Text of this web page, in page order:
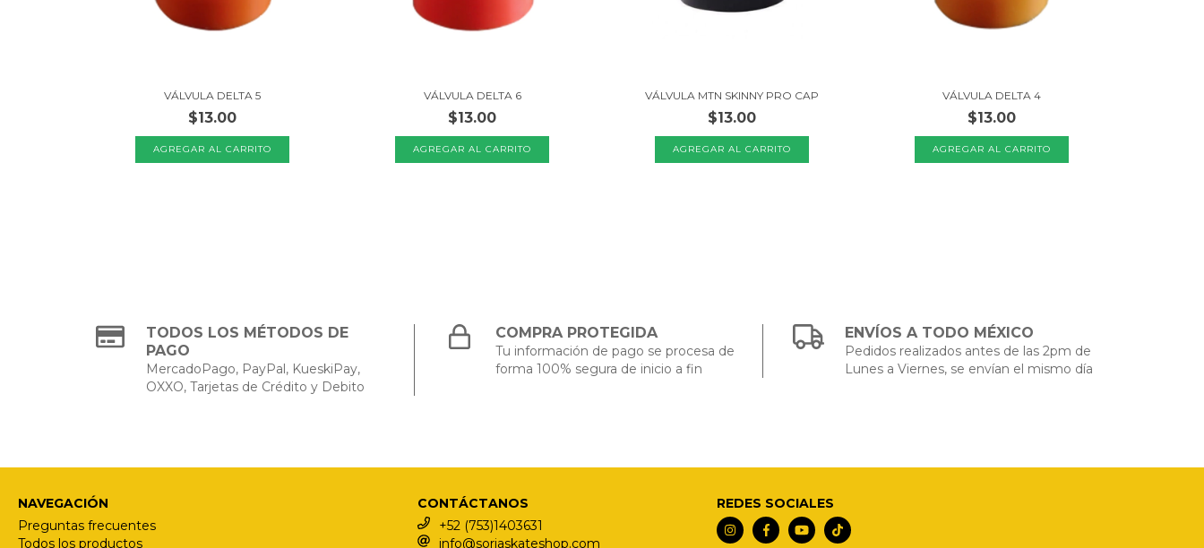
VÁLVULA DELTA 5
$13.00
VÁLVULA DELTA 6
$13.00
VÁLVULA MTN SKINNY PRO CAP
$13.00
VÁLVULA DELTA 4
$13.00
TODOS LOS MÉTODOS DE
PAGO
MercadoPago, PayPal, KueskiPay,
OXXO, Tarjetas de Crédito y Debito
COMPRA PROTEGIDA
Tu información de pago se procesa de
forma 100% segura de inicio a fin
ENVÍOS A TODO MÉXICO
Pedidos realizados antes de las 2pm de
Lunes a Viernes, se envían el mismo día
NAVEGACIÓN
Preguntas frecuentes
Todos los productos
CONTÁCTANOS
+52 (753)1403631
info@soriaskateshop.com
REDES SOCIALES